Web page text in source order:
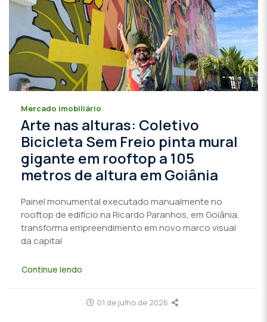
Mercado imobiliário
Arte nas alturas: Coletivo
Bicicleta Sem Freio pinta mural
gigante em rooftop a 105
metros de altura em Goiânia
Painel monumental executado manualmente no
rooftop de edifício na Ricardo Paranhos, em Goiânia,
transforma empreendimento em novo marco visual
da capital
Continue lendo
01 de julho de 2026